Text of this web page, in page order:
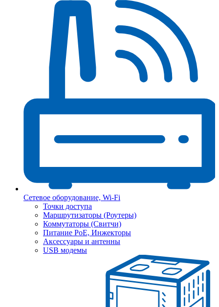
Сетевое оборудование, Wi-Fi
Точки доступа
Маршрутизаторы (Роутеры)
Коммутаторы (Свитчи)
Питание PoE, Инжекторы
Аксессуары и антенны
USB модемы